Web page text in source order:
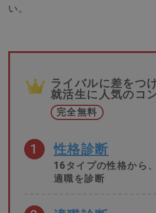
い。
ライバルに差をつ
就活生に人気のコ
完全無料
1 性格診断
16タイプの性格から
適職を診断